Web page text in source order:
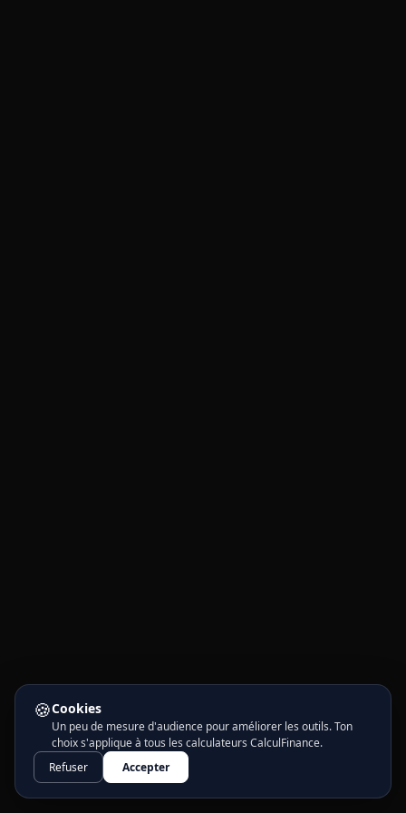
🍪Cookies
Un peu de mesure d'audience pour améliorer les outils. Ton
choix s'applique à tous les calculateurs CalculFinance.
Refuser
Accepter